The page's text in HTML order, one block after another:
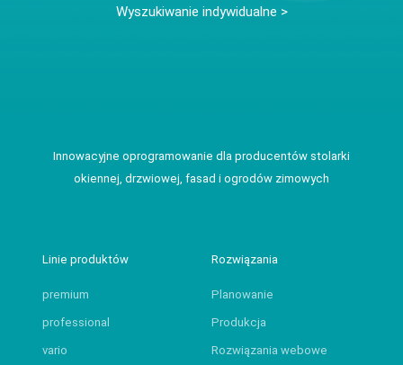
Wyszukiwanie indywidualne >
Innowacyjne oprogramowanie dla producentów stolarki
okiennej, drzwiowej, fasad i ogrodów zimowych
Linie produktów
premium
professional
vario
Rozwiązania
Planowanie
Produkcja
Rozwiązania webowe